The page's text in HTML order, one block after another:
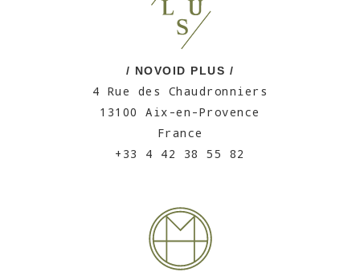
/ NOVOID PLUS /
4 Rue des Chaudronniers
13100 Aix-en-Provence
France
+33 4 42 38 55 82